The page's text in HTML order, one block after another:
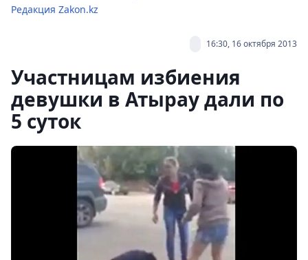
Редакция Zakon.kz
16:30, 16 октября 2013
Участницам избиения
девушки в Атырау дали по
5 суток